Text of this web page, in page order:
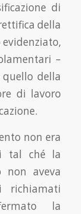
di
della
–
della
di lavoro
non era
tal ché la
non aveva
richiamati
la